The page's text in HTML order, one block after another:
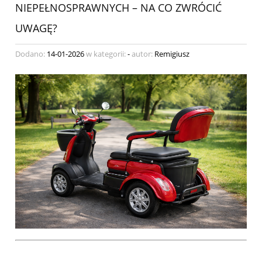
NIEPEŁNOSPRAWNYCH – NA CO ZWRÓCIĆ
UWAGĘ?
Dodano: 14-01-2026w kategorii:-autor: Remigiusz